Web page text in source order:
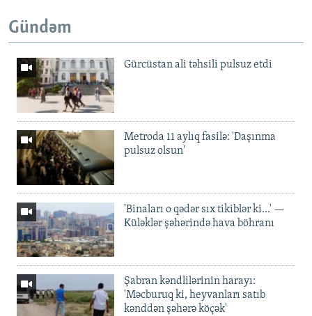
Gündəm
Gürcüstan ali təhsili pulsuz etdi
Metroda 11 aylıq fasilə: 'Daşınma
pulsuz olsun'
'Binaları o qədər sıx tikiblər ki...' —
Küləklər şəhərində hava böhranı
Şabran kəndlilərinin harayı:
'Məcburuq ki, heyvanları satıb
kənddən şəhərə köçək'